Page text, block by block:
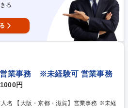
る
営業事務 ※未経験可 営業事務
円